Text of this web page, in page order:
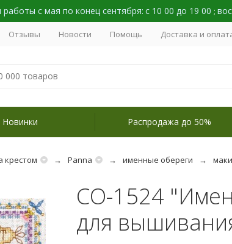
с мая по конец сентября: с 10 00 до 19 00 ;
Отзывы Новости Помощь Доставка и
Новинки Распродажа до 50%
крестом Panna именные обереги маки
СО-1524
для